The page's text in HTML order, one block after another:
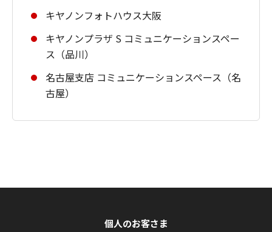
キヤノンフォトハウス大阪
キヤノンプラザ S コミュニケーションスペー
ス（品川）
名古屋支店 コミュニケーションスペース（名
古屋）
個人のお客さま